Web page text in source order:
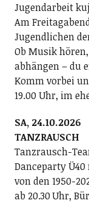
Jugendarbeit
Am
Jugendlichen
Ob Musik
abhängen – du
Komm vorbei
19.00 Uhr, im
SA, 24.10.2026
TANZRAUSCH
Tanzrausch-
Danceparty
von den 1950-
ab 20.30 Uhr,